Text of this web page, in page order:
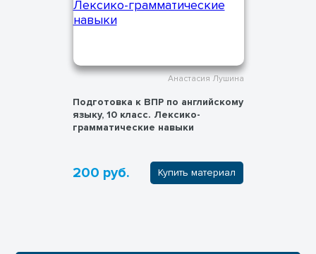
Анастасия Лушина
Подготовка к ВПР по английскому
языку, 10 класс. Лексико-
грамматические навыки
200 руб. Купить материал